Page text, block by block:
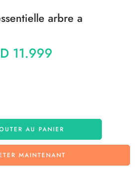
arbre a
11.999
AU PANIER
MAINTENANT